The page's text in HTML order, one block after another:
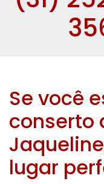
Se você
conserto
lugar